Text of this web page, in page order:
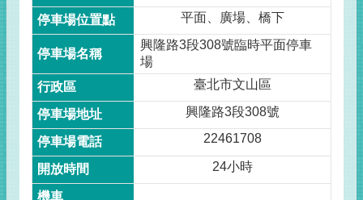
平面、廣場、橋下
興隆路3段308號臨時平面停車
場
臺北市文山區
興隆路3段308號
22461708
24小時